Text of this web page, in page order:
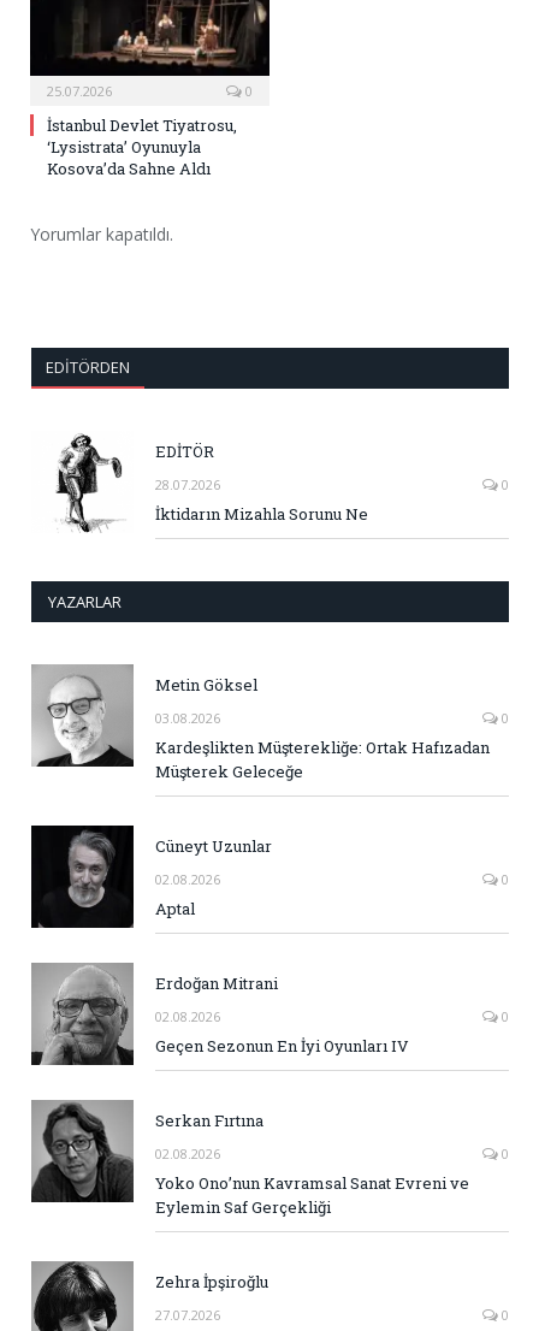
25.07.2026 0
İstanbul Devlet Tiyatrosu,
‘Lysistrata’ Oyunuyla
Kosova’da Sahne Aldı
Yorumlar kapatıldı.
EDITÖRDEN
EDİTÖR
28.07.2026 0
İktidarın Mizahla Sorunu Ne
YAZARLAR
Metin Göksel
03.08.2026 0
Kardeşlikten Müşterekliğe: Ortak Hafızadan
Müşterek Geleceğe
Cüneyt Uzunlar
02.08.2026 0
Aptal
Erdoğan Mitrani
02.08.2026 0
Geçen Sezonun En İyi Oyunları IV
Serkan Fırtına
02.08.2026 0
Yoko Ono’nun Kavramsal Sanat Evreni ve
Eylemin Saf Gerçekliği
Zehra İpşiroğlu
27.07.2026 0